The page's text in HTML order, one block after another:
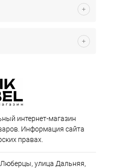
интернет-магазин
Информация сайта
правах.
улица Дальняя,